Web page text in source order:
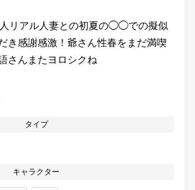
リアル人妻との初夏の◯◯での擬似
き感謝感激！爺さん性春をまだ満喫
さんまたヨロシクね
タイプ
キャラクター